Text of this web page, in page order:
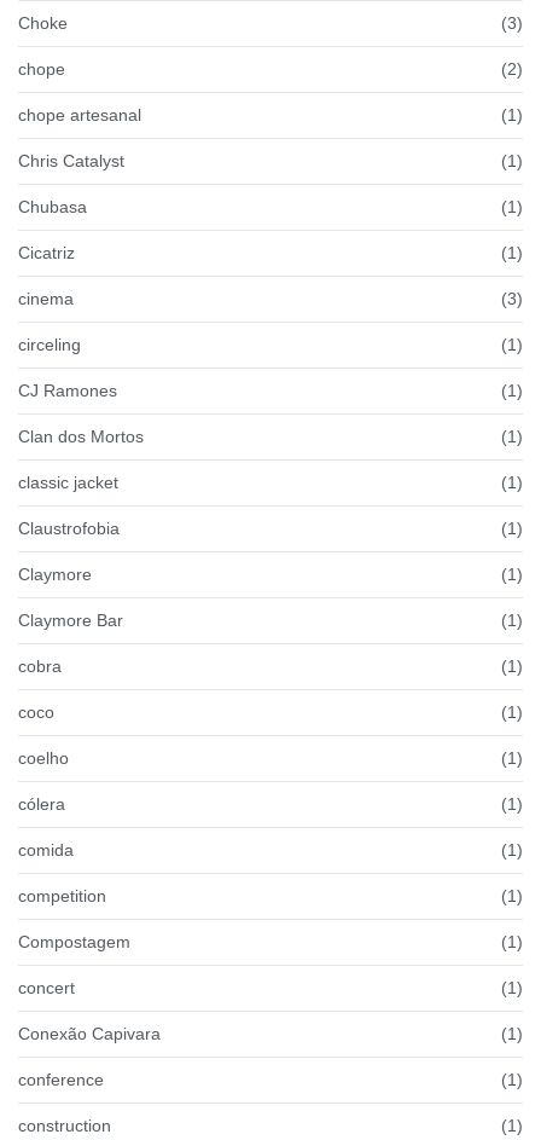
Choke (3)
chope (2)
chope artesanal (1)
Chris Catalyst (1)
Chubasa (1)
Cicatriz (1)
cinema (3)
circeling (1)
CJ Ramones (1)
Clan dos Mortos (1)
classic jacket (1)
Claustrofobia (1)
Claymore (1)
Claymore Bar (1)
cobra (1)
coco (1)
coelho (1)
cólera (1)
comida (1)
competition (1)
Compostagem (1)
concert (1)
Conexão Capivara (1)
conference (1)
construction (1)